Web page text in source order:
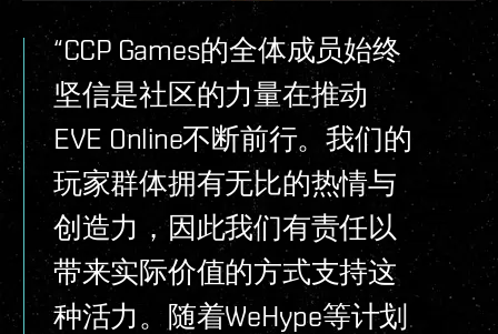
“CCP Games的全体成员始终
坚信是社区的力量在推动
EVE Online不断前行。我们的
玩家群体拥有无比的热情与
创造力，因此我们有责任以
带来实际价值的方式支持这
种活力。随着WeHype等计划